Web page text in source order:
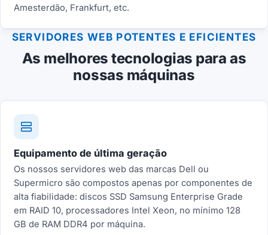
Amesterdão, Frankfurt, etc.
SERVIDORES WEB POTENTES E EFICIENTES
As melhores tecnologias para as
nossas máquinas
Equipamento de última geração
Os nossos servidores web das marcas Dell ou
Supermicro são compostos apenas por componentes de
alta fiabilidade: discos SSD Samsung Enterprise Grade
em RAID 10, processadores Intel Xeon, no mínimo 128
GB de RAM DDR4 por máquina.